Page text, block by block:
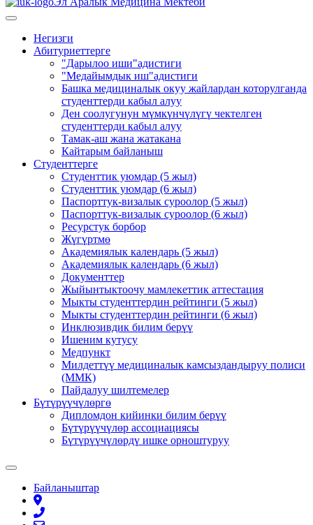
Негизги
Абитуриеттерге
"Дарылоо иши"адистиги
"Медайымдык иш"адистиги
Башка медициналык окуу жайлардан которулганда
студенттерди кабыл алуу
Ден соолугунун мүмкүнчүлүгү чектелген
студенттерди кабыл алуу
Тамак-аш жана жатакана
Кайтарым байланыш
Студенттерге
Студенттик уюмдар (5 жыл)
Студенттик уюмдар (6 жыл)
Паспорттук-визалык суроолор (5 жыл)
Паспорттук-визалык суроолор (6 жыл)
Ресурстук борбор
Жүгүртмө
Академиялык календарь (5 жыл)
Академиялык календарь (6 жыл)
Документтер
Жыйынтыктоочу мамлекеттик аттестация
Мыкты студенттердин рейтинги (5 жыл)
Мыкты студенттердин рейтинги (6 жыл)
Инклюзивдик билим берүү
Ишеним кутусу
Медпункт
Милдеттүү медициналык камсыздандыруу полиси
(ММК)
Пайдалуу шилтемелер
Бүтүрүүчүлөргө
Дипломдон кийинки билим берүү
Бүтүрүүчүлөр ассоциациясы
Бүтүрүүчүлөрдү ишке орноштуруу
Байланыштар